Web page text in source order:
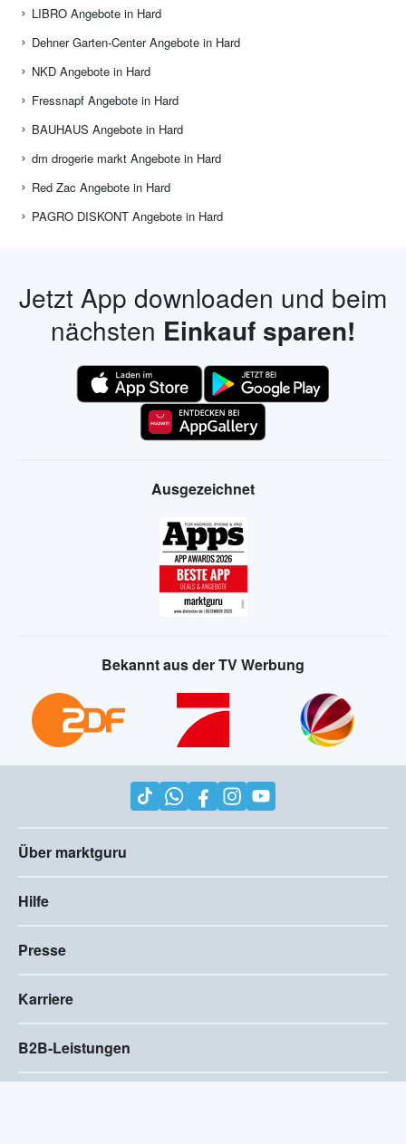
LIBRO Angebote in Hard
Dehner Garten-Center Angebote in Hard
NKD Angebote in Hard
Fressnapf Angebote in Hard
BAUHAUS Angebote in Hard
dm drogerie markt Angebote in Hard
Red Zac Angebote in Hard
PAGRO DISKONT Angebote in Hard
Jetzt App downloaden und beim
nächsten Einkauf sparen!
Ausgezeichnet
Bekannt aus der TV Werbung
Über marktguru
Hilfe
Presse
Karriere
B2B-Leistungen